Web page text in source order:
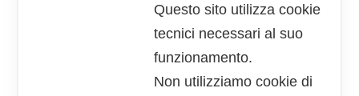
POTREBBE ANCHE PIACERTI
Intervista a Margherita, una espositrice al
Mercatino dell’usato di Bologna
Questo sito utilizza cookie
tecnici necessari al suo
funzionamento.
Non utilizziamo cookie di